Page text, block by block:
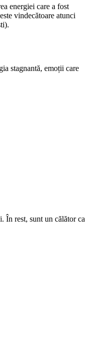
energiei care a fost
vindecătoare atunci
stagnantă, emoții care
În rest, sunt un călător ca